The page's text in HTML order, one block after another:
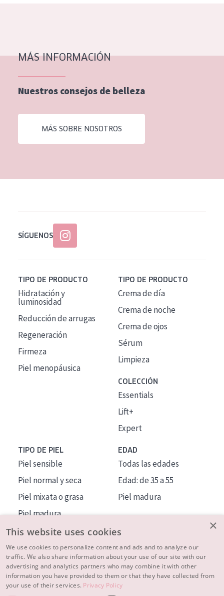
Piel normal y seca
Piel mixata o grasa
Piel madura
Piel expuesta al sol
Piel menopáusica
Todas las edades
MÁS INFORMACIÓN
Nuestros consejos de belleza
MÁS SOBRE NOSOTROS
SÍGUENOS
TIPO DE PRODUCTO
Hidratación y
luminosidad
Reducción de arrugas
Regeneración
Firmeza
Piel menopáusica
TIPO DE PRODUCTO
Crema de día
Crema de noche
Crema de ojos
Sérum
Limpieza
COLECCIÓN
Essentials
Lift+
Expert
TIPO DE PIEL
Piel sensible
Piel normal y seca
Piel mixata o grasa
Piel madura
Piel expuesta al sol
Piel menopáusica
EDAD
Todas las edades
Edad: de 35 a 55
Piel madura
MÁS SOBRE NOSOTROS
INSPIRACIÓN
×
This website uses cookies
We use cookies to personalize content and ads and to analyze our
traffic. We also share information about your use of our site with our
advertising and analytics partners who may combine it with other
information you have provided to them or that they have collected from
your use of their services. Privacy Policy